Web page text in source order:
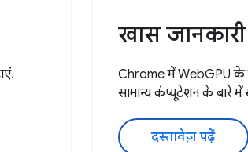
खास जानकारी
Chrome में WebGPU के
सामान्य कंप्यूटेशन के बारे में
दस्तावेज़ पढ़ें